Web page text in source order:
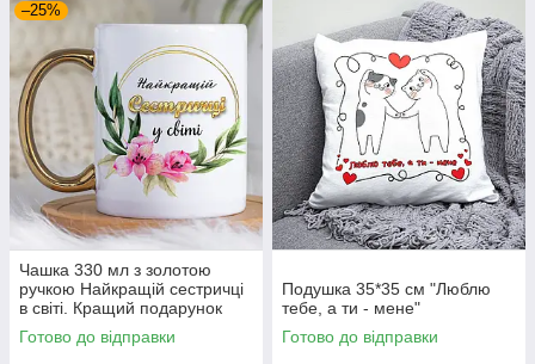
–25%
Чашка 330 мл з золотою
ручкою Найкращій сестричці
в світі. Кращий подарунок
сестрі.
Готово до відправки
Подушка 35*35 см "Люблю
тебе, а ти - мене"
Готово до відправки